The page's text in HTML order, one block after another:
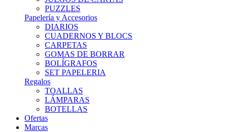
PUZZLES
Papelería y Accesorios
DIARIOS
CUADERNOS Y BLOCS
CARPETAS
GOMAS DE BORRAR
BOLÍGRAFOS
SET PAPELERIA
Regalos
TOALLAS
LÁMPARAS
BOTELLAS
Ofertas
Marcas